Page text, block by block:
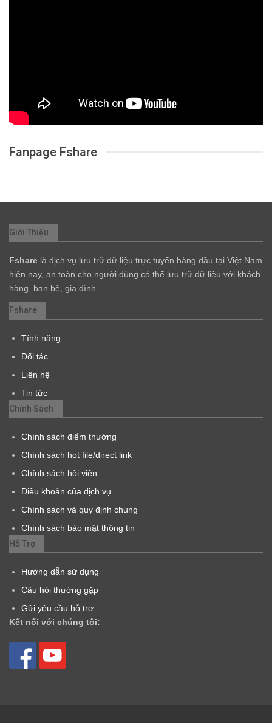
Fanpage Fshare
Giới Thiệu
Fshare là dịch vụ lưu trữ dữ liệu trực tuyến hàng đầu tại Việt Nam
hiện nay, an toàn cho người dùng có thể lưu trữ dữ liệu với khách
hàng, bạn bè, gia đình.
Fshare
Tính năng
Đối tác
Liên hệ
Tin tức
Chính Sách
Chính sách điểm thưởng
Chính sách hot file/direct link
Chính sách hội viên
Điều khoản của dịch vụ
Chính sách và quy định chung
Chính sách bảo mật thông tin
Hỗ Trợ
Hướng dẫn sử dụng
Câu hỏi thường gặp
Gửi yêu cầu hỗ trợ
Kết nối với chúng tôi: